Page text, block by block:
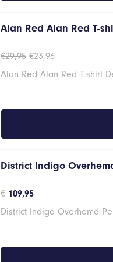
Alan Red Alan Red T-
€29,95 Oorspronkelijke
was:
€23,96Huidige
is:
Alan Red Alan Red T-shirt
District Indigo
€ 109,95
District Indigo Overhemd